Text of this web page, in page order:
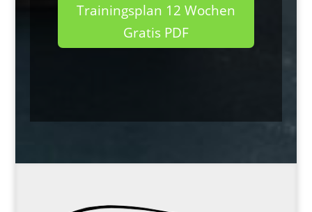
Trainingsplan 12 Wochen
Gratis PDF